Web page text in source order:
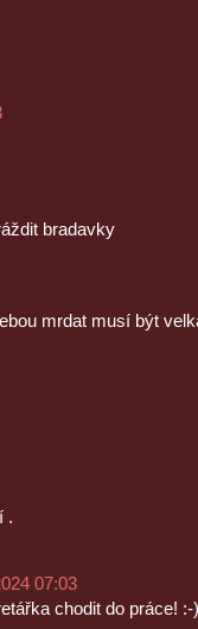
bradavky
mrdat musí být
.
07:03
chodit do práce! :-)